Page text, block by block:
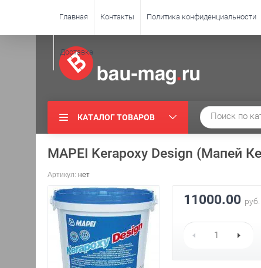
Главная Контакты Политика конфиденциальности
Доставка
КАТАЛОГ ТОВАРОВ
MAPEI Kerapoxy Design (Мапей
Артикул: нет
11000.00 руб.